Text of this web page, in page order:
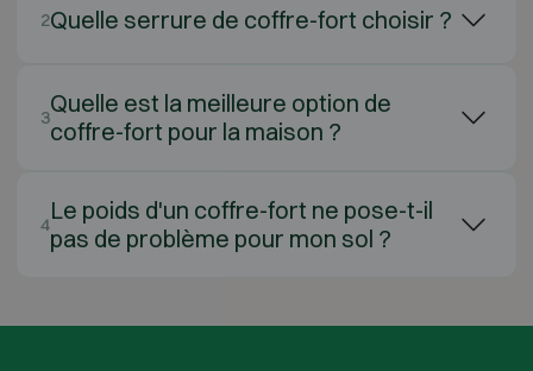
2Quelle serrure de coffre-fort choisir ?
3Quelle est la meilleure option de
coffre-fort pour la maison ?
4Le poids d'un coffre-fort ne pose-t-il
pas de problème pour mon sol ?